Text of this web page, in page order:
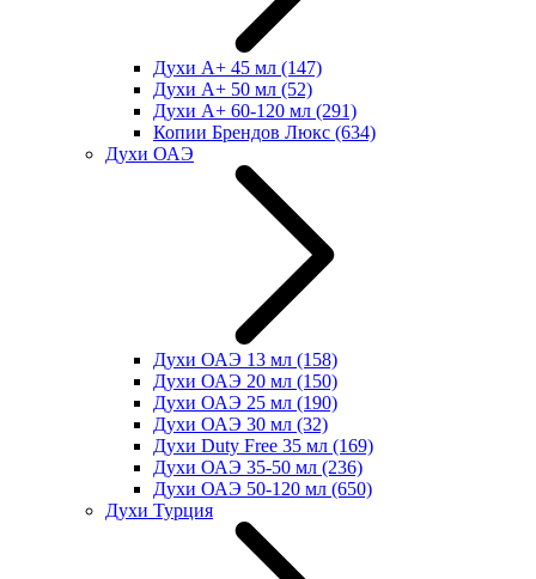
Духи А+ 45 мл (147)
Духи А+ 50 мл (52)
Духи А+ 60-120 мл (291)
Копии Брендов Люкс (634)
Духи ОАЭ
Духи ОАЭ 13 мл (158)
Духи ОАЭ 20 мл (150)
Духи ОАЭ 25 мл (190)
Духи ОАЭ 30 мл (32)
Духи Duty Free 35 мл (169)
Духи ОАЭ 35-50 мл (236)
Духи ОАЭ 50-120 мл (650)
Духи Турция